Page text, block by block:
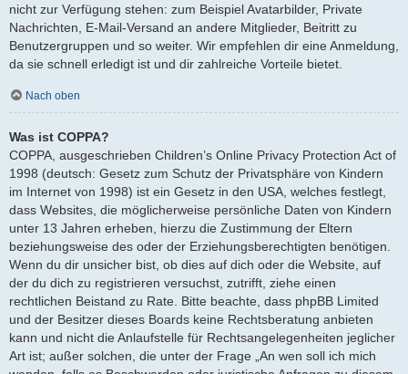
nicht zur Verfügung stehen: zum Beispiel Avatarbilder, Private
Nachrichten, E-Mail-Versand an andere Mitglieder, Beitritt zu
Benutzergruppen und so weiter. Wir empfehlen dir eine Anmeldung,
da sie schnell erledigt ist und dir zahlreiche Vorteile bietet.
Nach oben
Was ist COPPA?
COPPA, ausgeschrieben Children’s Online Privacy Protection Act of
1998 (deutsch: Gesetz zum Schutz der Privatsphäre von Kindern
im Internet von 1998) ist ein Gesetz in den USA, welches festlegt,
dass Websites, die möglicherweise persönliche Daten von Kindern
unter 13 Jahren erheben, hierzu die Zustimmung der Eltern
beziehungsweise des oder der Erziehungsberechtigten benötigen.
Wenn du dir unsicher bist, ob dies auf dich oder die Website, auf
der du dich zu registrieren versuchst, zutrifft, ziehe einen
rechtlichen Beistand zu Rate. Bitte beachte, dass phpBB Limited
und der Besitzer dieses Boards keine Rechtsberatung anbieten
kann und nicht die Anlaufstelle für Rechtsangelegenheiten jeglicher
Art ist; außer solchen, die unter der Frage „An wen soll ich mich